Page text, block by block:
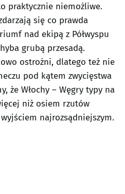
praktycznie niemożliwe.
się co prawda
nad ekipą z Półwyspu
grubą przesadą.
ostrożni, dlatego też nie
pod kątem zwycięstwa
że Włochy – Węgry typy na
niż osiem rzutów
najrozsądniejszym.